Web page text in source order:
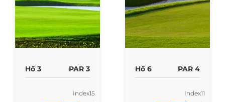
Hố 3 PAR 3
Index15
Hố 6 PAR 4
Index11